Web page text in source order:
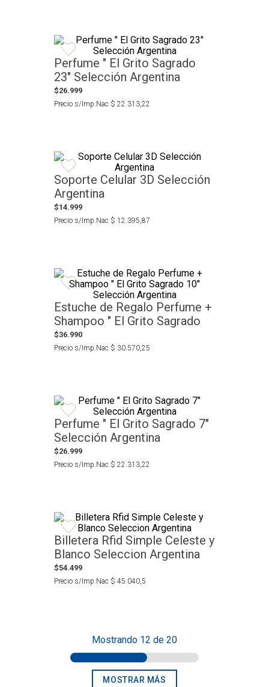
Perfume " El Grito Sagrado
23" Selección Argentina
$26.999
Precio s/Imp.Nac $ 22 313 22
Soporte Celular 3D Selección
Argentina
$14.999
Precio s/Imp.Nac $ 12 395 87
Estuche de Regalo Perfume +
Shampoo " El Grito Sagrado
10" Selección Argentina
$36.990
Precio s/Imp.Nac $ 30 570 25
Perfume " El Grito Sagrado 7"
Selección Argentina
$26.999
Precio s/Imp.Nac $ 22 313 22
Billetera Rfid Simple Celeste y
Blanco Seleccion Argentina
$54.499
Precio s/Imp.Nac $ 45 040 5
Mostrando 12 de 20
MOSTRAR MÁS